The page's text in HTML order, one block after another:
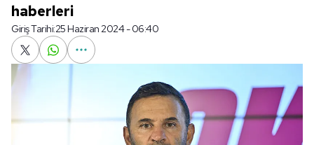
haberleri
Giriş Tarihi:25 Haziran 2024 - 06:40